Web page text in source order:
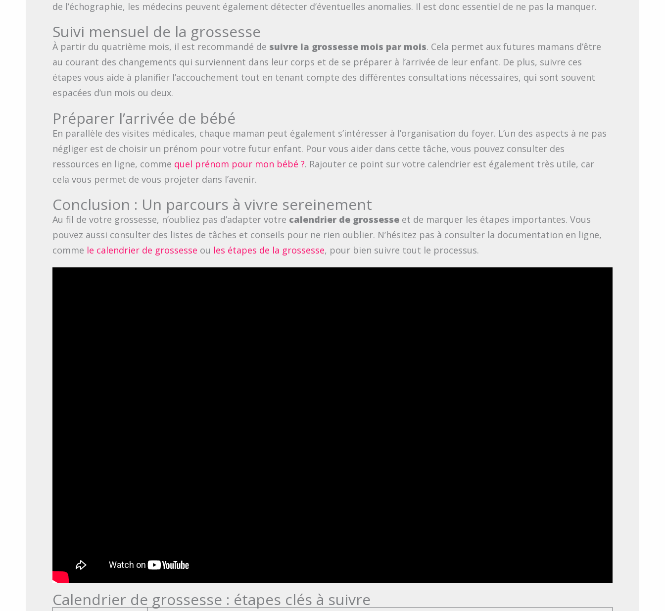
de l’échographie, les médecins peuvent également détecter d’éventuelles anomalies. Il est donc essentiel de ne pas la manquer.
Suivi mensuel de la grossesse
À partir du quatrième mois, il est recommandé de suivre la grossesse mois par mois. Cela permet aux futures mamans d’être
au courant des changements qui surviennent dans leur corps et de se préparer à l’arrivée de leur enfant. De plus, suivre ces
étapes vous aide à planifier l’accouchement tout en tenant compte des différentes consultations nécessaires, qui sont souvent
espacées d’un mois ou deux.
Préparer l’arrivée de bébé
En parallèle des visites médicales, chaque maman peut également s’intéresser à l’organisation du foyer. L’un des aspects à ne pas
négliger est de choisir un prénom pour votre futur enfant. Pour vous aider dans cette tâche, vous pouvez consulter des
ressources en ligne, comme quel prénom pour mon bébé ?. Rajouter ce point sur votre calendrier est également très utile, car
cela vous permet de vous projeter dans l’avenir.
Conclusion : Un parcours à vivre sereinement
Au fil de votre grossesse, n’oubliez pas d’adapter votre calendrier de grossesse et de marquer les étapes importantes. Vous
pouvez aussi consulter des listes de tâches et conseils pour ne rien oublier. N’hésitez pas à consulter la documentation en ligne,
comme le calendrier de grossesse ou les étapes de la grossesse, pour bien suivre tout le processus.
Calendrier de grossesse : étapes clés à suivre